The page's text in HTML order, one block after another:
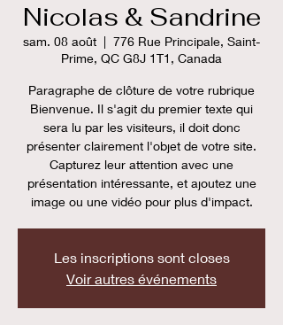
Nicolas & Sandrine
sam. 08 août
  |
776 Rue Principale, Saint-
Prime, QC G8J 1T1, Canada
Paragraphe de clôture de votre rubrique
Bienvenue. Il s'agit du premier texte qui
sera lu par les visiteurs, il doit donc
présenter clairement l'objet de votre site.
Capturez leur attention avec une
présentation intéressante, et ajoutez une
image ou une vidéo pour plus d'impact.
Les inscriptions sont closes
Voir autres événements